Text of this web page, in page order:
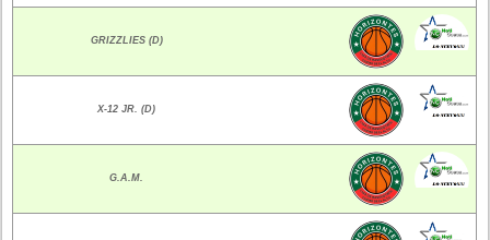
GRIZZLIES (D)
X-12 JR. (D)
G.A.M.